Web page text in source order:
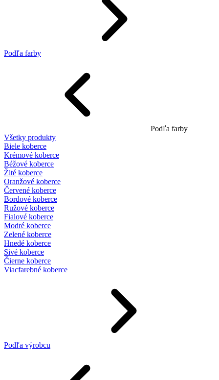
Podľa farby
Podľa farby
Všetky produkty
Biele koberce
Krémové koberce
Béžové koberce
Žlté koberce
Oranžové koberce
Červené koberce
Bordové koberce
Ružové koberce
Fialové koberce
Modré koberce
Zelené koberce
Hnedé koberce
Sivé koberce
Čierne koberce
Viacfarebné koberce
Podľa výrobcu